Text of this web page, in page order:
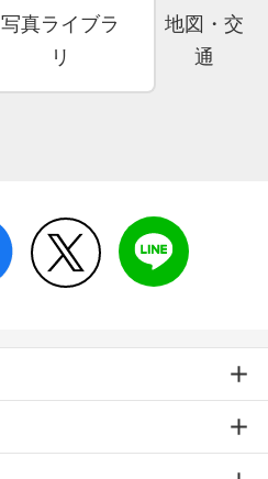
写真ライブラ
リ
地図・交
通